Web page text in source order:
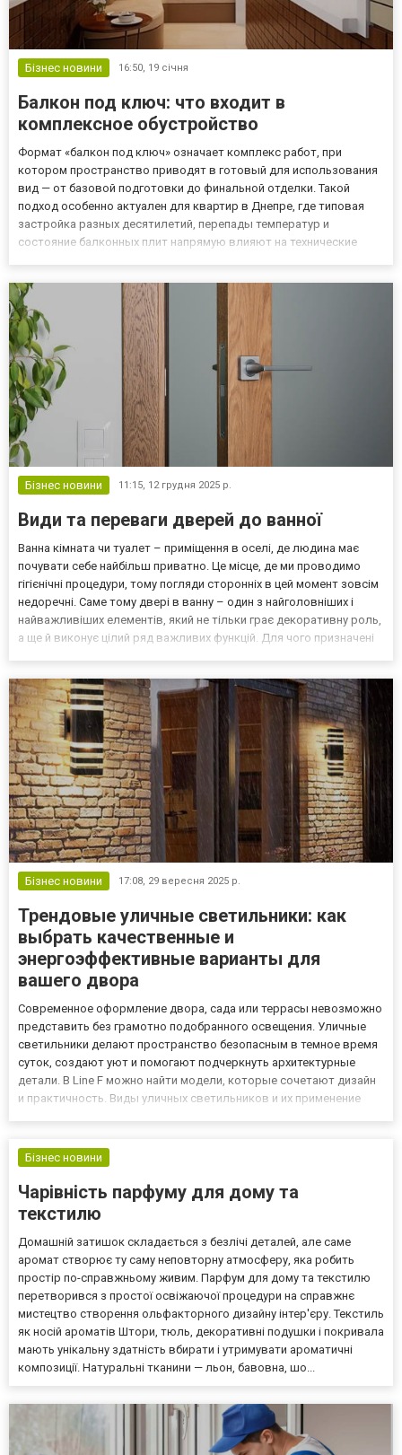
Бізнес новини 16:50, 19 січня
Балкон под ключ: что входит в
комплексное обустройство
Формат «балкон под ключ» означает комплекс работ, при
котором пространство приводят в готовый для использования
вид — от базовой подготовки до финальной отделки. Такой
подход особенно актуален для квартир в Днепре, где типовая
застройка разных десятилетий, перепады температур и
состояние балконных плит напрямую влияют на технические
составе т...
Бізнес новини 11:15, 12 грудня 2025 р.
Види та переваги дверей до ванної
Ванна кімната чи туалет – приміщення в оселі, де людина має
почувати себе найбільш приватно. Це місце, де ми проводимо
гігієнічні процедури, тому погляди сторонніх в цей момент зовсім
недоречні. Саме тому двері в ванну – один з найголовніших і
найважливіших елементів, який не тільки грає декоративну роль,
а ще й виконує цілий ряд важливих функцій. Для чого призначені
Бізнес новини 17:08, 29 вересня 2025 р.
Трендовые уличные светильники: как
выбрать качественные и
энергоэффективные варианты для
вашего двора
Современное оформление двора, сада или террасы невозможно
представить без грамотно подобранного освещения. Уличные
светильники делают пространство безопасным в темное время
суток, создают уют и помогают подчеркнуть архитектурные
детали. В Line F можно найти модели, которые сочетают дизайн
и практичность. Виды уличных светильников и их применение
Бізнес новини
Чарівність парфуму для дому та
текстилю
Домашній затишок складається з безлічі деталей, але саме
аромат створює ту саму неповторну атмосферу, яка робить
простір по-справжньому живим. Парфум для дому та текстилю
перетворився з простої освіжаючої процедури на справжнє
мистецтво створення ольфакторного дизайну інтер'єру. Текстиль
як носій ароматів Штори, тюль, декоративні подушки і покривала
мають унікальну здатність вбирати і утримувати ароматичні
композиції. Натуральні тканини — льон, бавовна, шо...